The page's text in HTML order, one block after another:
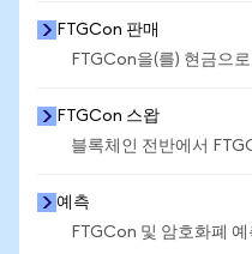
FTGCon 판매
FTGCon을(를) 현금으
FTGCon 스왑
블록체인 전반에서
예측
FTGCon 및 암호화폐